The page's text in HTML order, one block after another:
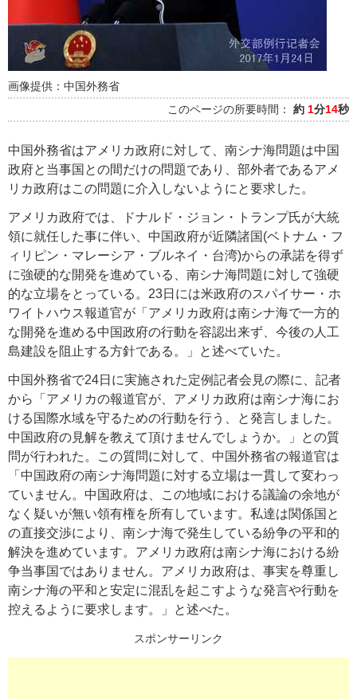
画像提供：中国外務省
このページの所要時間： 約 1分14秒
中国外務省はアメリカ政府に対して、南シナ海問題は中国
政府と当事国との間だけの問題であり、部外者であるアメ
リカ政府はこの問題に介入しないようにと要求した。
アメリカ政府では、ドナルド・ジョン・トランプ氏が大統
領に就任した事に伴い、中国政府が近隣諸国(ベトナム・フ
ィリピン・マレーシア・ブルネイ・台湾)からの承諾を得ず
に強硬的な開発を進めている、南シナ海問題に対して強硬
的な立場をとっている。23日には米政府のスパイサー・ホ
ワイトハウス報道官が「アメリカ政府は南シナ海で一方的
な開発を進める中国政府の行動を容認出来ず、今後の人工
島建設を阻止する方針である。」と述べていた。
中国外務省で24日に実施された定例記者会見の際に、記者
から「アメリカの報道官が、アメリカ政府は南シナ海にお
ける国際水域を守るための行動を行う、と発言しました。
中国政府の見解を教えて頂けませんでしょうか。」との質
問が行われた。この質問に対して、中国外務省の報道官は
「中国政府の南シナ海問題に対する立場は一貫して変わっ
ていません。中国政府は、この地域における議論の余地が
なく疑いが無い領有権を所有しています。私達は関係国と
の直接交渉により、南シナ海で発生している紛争の平和的
解決を進めています。アメリカ政府は南シナ海における紛
争当事国ではありません。アメリカ政府は、事実を尊重し
南シナ海の平和と安定に混乱を起こすような発言や行動を
控えるように要求します。」と述べた。
スポンサーリンク